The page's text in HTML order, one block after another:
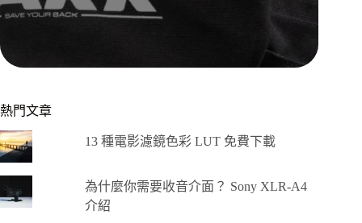
熱門文章
13 種電影濾鏡色彩 LUT 免費下載
為什麼你需要收音介面？ Sony XLR-A4
介紹